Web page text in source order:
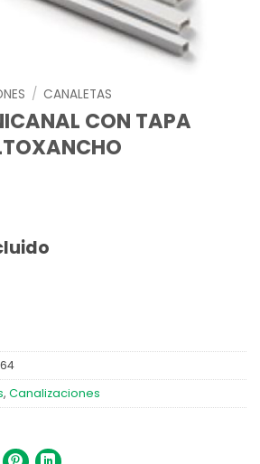
/ CANALETAS
CON TAPA
, Canalizaciones